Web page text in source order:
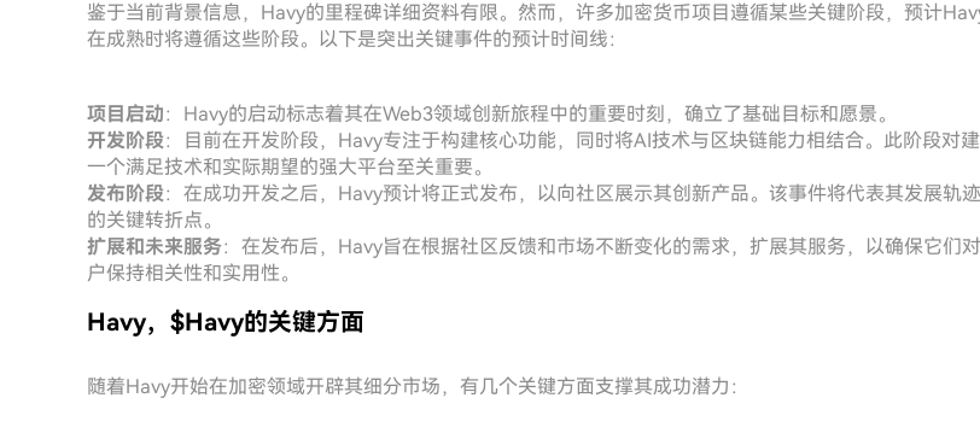
鉴于当前背景信息，Havy的里程碑详细资料有限。然而，许多加密货币项目遵循某些关键阶段，预计
在成熟时将遵循这些阶段。以下是突出关键事件的预计时间线：
项目启动：Havy的启动标志着其在Web3领域创新旅程中的重要时刻，确立了基础目标和愿景。
开发阶段：目前在开发阶段，Havy专注于构建核心功能，同时将AI技术与区块链能力相结合。此阶段对
一个满足技术和实际期望的强大平台至关重要。
发布阶段：在成功开发之后，Havy预计将正式发布，以向社区展示其创新产品。该事件将代表其发展轨
的关键转折点。
扩展和未来服务：在发布后，Havy旨在根据社区反馈和市场不断变化的需求，扩展其服务，以确保它们
户保持相关性和实用性。
Havy，$Havy的关键方面
随着Havy开始在加密领域开辟其细分市场，有几个关键方面支撑其成功潜力：